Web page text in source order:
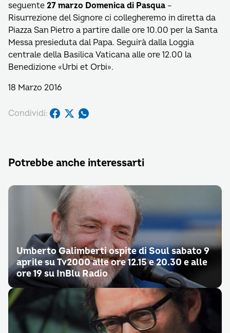
seguente 27 marzo Domenica di Pasqua –
Risurrezione del Signore ci collegheremo in diretta da
Piazza San Pietro a partire dalle ore 10.00 per la Santa
Messa presieduta dal Papa. Seguirà dalla Loggia
centrale della Basilica Vaticana alle ore 12.00 la
Benedizione «Urbi et Orbi».
18 Marzo 2016
Condividi:
Potrebbe anche interessarti
Umberto Galimberti ospite di Soul sabato 9
aprile su Tv2000 alle ore 12.15 e 20.30 e alle
ore 19 su InBlu Radio